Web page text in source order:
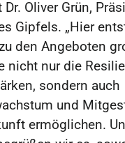
Dr. Oliver Grün,
Gipfels. „Hier
den Angeboten
nicht nur die
sondern auch
und
ermöglichen.